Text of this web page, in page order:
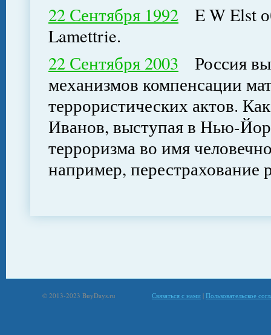
22 Сентября 1992 E W Elst
Lamettrie.
22 Сентября 2003 Россия
механизмов компенсации
террористических актов.
Иванов, выступая в Нью-
терроризма во имя
например, перестрахование
© 2013-2023 BuyDays.ru Связаться с нами | Пользовательское